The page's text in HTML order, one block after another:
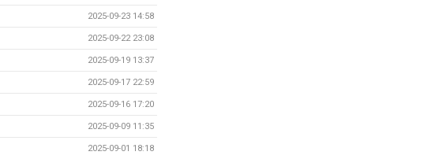
2025-09-23 14:58
2025-09-22 23:08
2025-09-19 13:37
2025-09-17 22:59
2025-09-16 17:20
2025-09-09 11:35
2025-09-01 18:18